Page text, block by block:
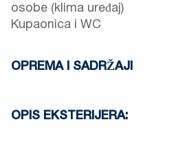
osobe (klima uređaj)
Kupaonica i WC
OPREMA I SADRŽAJI
Četiri klima uređaja
OPIS EKSTERIJERA: